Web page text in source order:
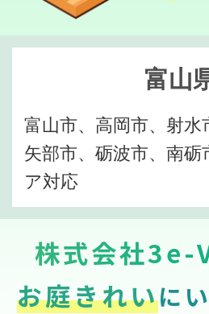
富山
富山市、高岡市、射水
矢部市、砺波市、南砺
ア対応
株式会社
お庭きれいに